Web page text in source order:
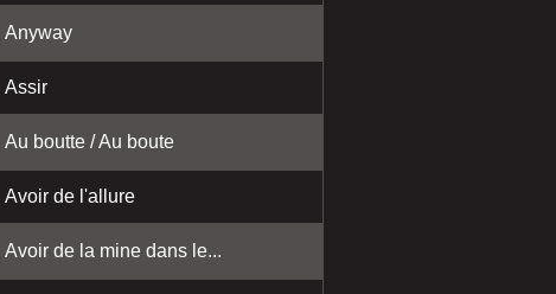
Anyway
Assir
Au boutte / Au boute
Avoir de l'allure
Avoir de la mine dans le...